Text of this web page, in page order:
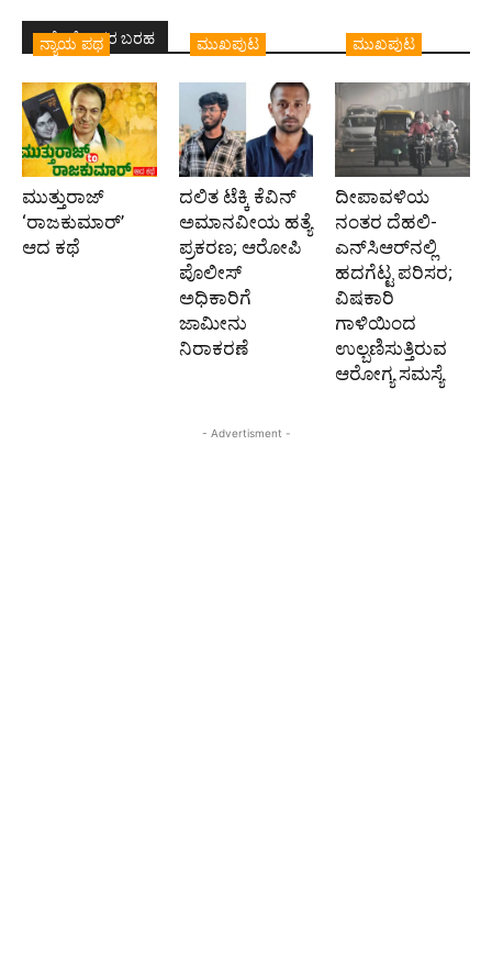
ಇದೇ ಲೇಖಕರ ಬರಹ
ನ್ಯಾಯ ಪಥ
ಮುತ್ತುರಾಜ್
‘ರಾಜಕುಮಾರ್‍’
ಆದ ಕಥೆ
ಮುಖಪುಟ
ದಲಿತ ಟೆಕ್ಕಿ ಕೆವಿನ್
ಅಮಾನವೀಯ ಹತ್ಯೆ
ಪ್ರಕರಣ; ಆರೋಪಿ
ಪೊಲೀಸ್‌
ಅಧಿಕಾರಿಗೆ
ಜಾಮೀನು
ನಿರಾಕರಣೆ
ಮುಖಪುಟ
ದೀಪಾವಳಿಯ
ನಂತರ ದೆಹಲಿ-
ಎನ್‌ಸಿಆರ್‌ನಲ್ಲಿ
ಹದಗೆಟ್ಟ ಪರಿಸರ;
ವಿಷಕಾರಿ
ಗಾಳಿಯಿಂದ
ಉಲ್ಬಣಿಸುತ್ತಿರುವ
ಆರೋಗ್ಯ ಸಮಸ್ಯೆ
- Advertisment -